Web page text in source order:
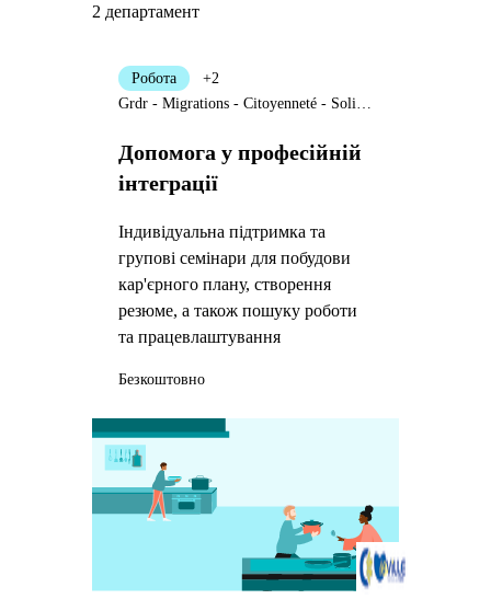
2 департамент
Допомога у професійній
інтеграції
Індивідуальна підтримка та
групові семінари для побудови
кар'єрного плану, створення
резюме, а також пошуку роботи
та працевлаштування
Робота
+2
Grdr - Migrations - Citoyenneté - Solidarités
Безкоштовно